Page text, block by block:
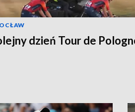
dzień Tour de